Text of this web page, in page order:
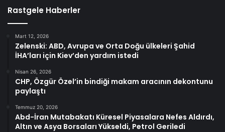
Rastgele Haberler
Mart 12, 2026
Zelenski: ABD, Avrupa ve Orta Doğu ülkeleri Şahid
İHA’ları için Kiev’den yardım istedi
Nisan 26, 2026
CHP, Özgür Özel’in bindiği makam aracının dekontunu
paylaştı
Temmuz 20, 2026
Abd-İran Mutabakatı Küresel Piyasalara Nefes Aldırdı,
Altın ve Asya Borsaları Yükseldi, Petrol Geriledi